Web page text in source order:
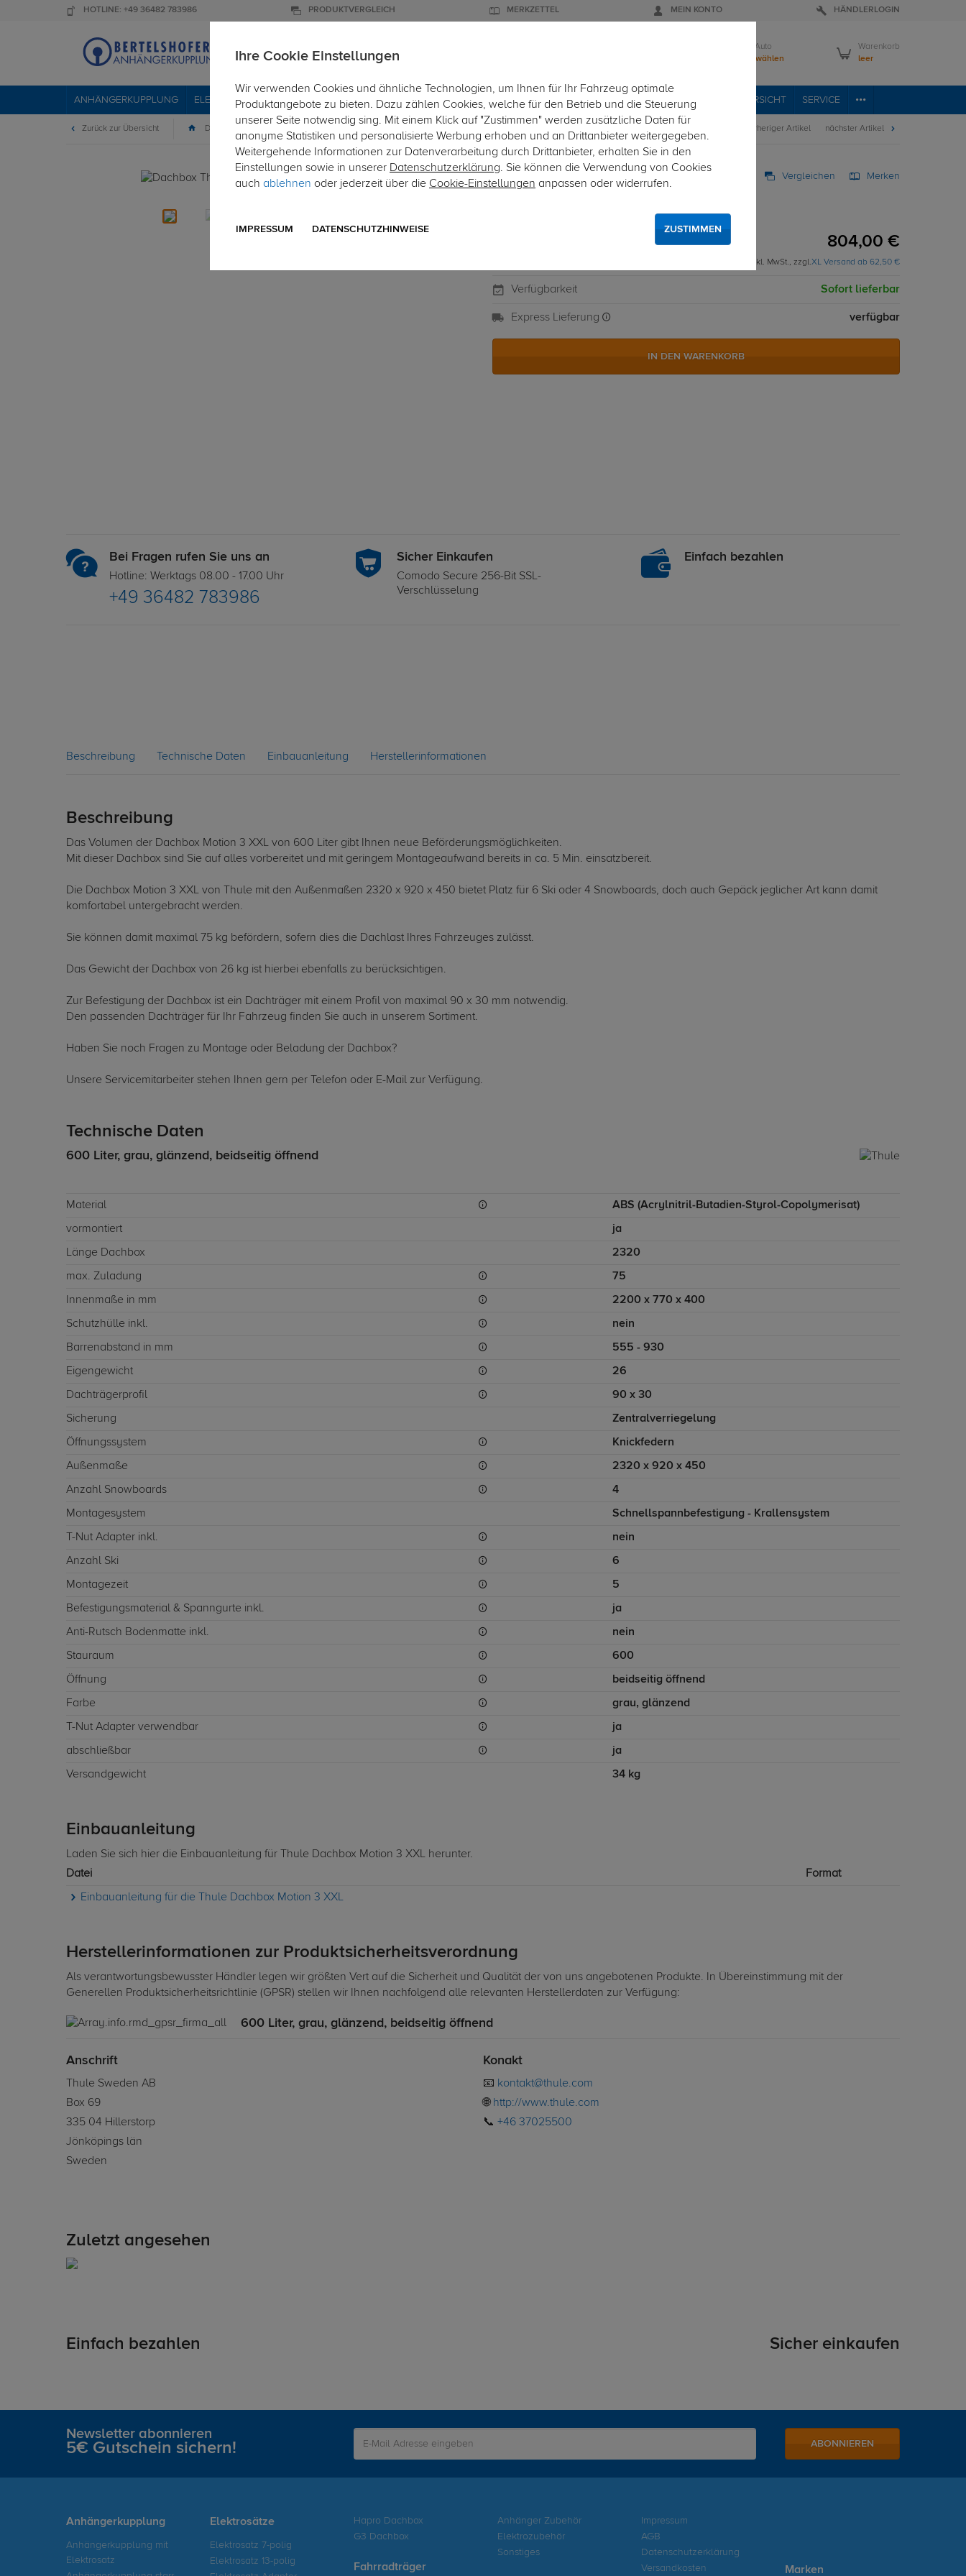
HOTLINE: +49 36482 783986 PRODUKTVERGLEICH MERKZETTEL MEIN KONTO HÄNDLERLOGIN
Mein Auto
Bitte wählen
Warenkorb
leer
ANHÄNGERKUPPLUNG ELEKTROSÄTZE DACHTRÄGER DACHBOXEN FAHRRADTRÄGER ZUBEHÖR EINBAUSERVICE FAHRZEUGÜBERSICHT SERVICE
Zurück zur Übersicht Dachboxen vorheriger Artikel nächster Artikel
Art.-Nr. DB299-1 Vergleichen Merken
804,00 €
inkl. MwSt., zzgl.XL Versand ab 62,50 €
Verfügbarkeit Sofort lieferbar
Express Lieferung verfügbar
IN DEN WARENKORB
Bei Fragen rufen Sie uns an
Hotline: Werktags 08.00 - 17.00 Uhr
+49 36482 783986
Sicher Einkaufen
Comodo Secure 256-Bit SSL-
Verschlüsselung
Einfach bezahlen
Beschreibung Technische Daten Einbauanleitung Herstellerinformationen
Beschreibung
Das Volumen der Dachbox Motion 3 XXL von 600 Liter gibt Ihnen neue Beförderungsmöglichkeiten.
Mit dieser Dachbox sind Sie auf alles vorbereitet und mit geringem Montageaufwand bereits in ca. 5 Min. einsatzbereit.
Die Dachbox Motion 3 XXL von Thule mit den Außenmaßen 2320 x 920 x 450 bietet Platz für 6 Ski oder 4 Snowboards, doch auch Gepäck jeglicher Art kann damit
komfortabel untergebracht werden.
Sie können damit maximal 75 kg befördern, sofern dies die Dachlast Ihres Fahrzeuges zulässt.
Das Gewicht der Dachbox von 26 kg ist hierbei ebenfalls zu berücksichtigen.
Zur Befestigung der Dachbox ist ein Dachträger mit einem Profil von maximal 90 x 30 mm notwendig.
Den passenden Dachträger für Ihr Fahrzeug finden Sie auch in unserem Sortiment.
Haben Sie noch Fragen zu Montage oder Beladung der Dachbox?
Unsere Servicemitarbeiter stehen Ihnen gern per Telefon oder E-Mail zur Verfügung.
Technische Daten
600 Liter, grau, glänzend, beidseitig öffnend
Material ABS (Acrylnitril-Butadien-Styrol-Copolymerisat)
vormontiert ja
Länge Dachbox 2320
max. Zuladung 75
Innenmaße in mm 2200 x 770 x 400
Schutzhülle inkl. nein
Barrenabstand in mm 555 - 930
Eigengewicht 26
Dachträgerprofil 90 x 30
Sicherung Zentralverriegelung
Öffnungssystem Knickfedern
Außenmaße 2320 x 920 x 450
Anzahl Snowboards 4
Montagesystem Schnellspannbefestigung - Krallensystem
T-Nut Adapter inkl. nein
Anzahl Ski 6
Montagezeit 5
Befestigungsmaterial & Spanngurte inkl. ja
Anti-Rutsch Bodenmatte inkl. nein
Stauraum 600
Öffnung beidseitig öffnend
Farbe grau, glänzend
T-Nut Adapter verwendbar ja
abschließbar ja
Versandgewicht 34 kg
Einbauanleitung
Laden Sie sich hier die Einbauanleitung für Thule Dachbox Motion 3 XXL herunter.
Datei
Format
Einbauanleitung für die Thule Dachbox Motion 3 XXL
Herstellerinformationen zur Produktsicherheitsverordnung
Als verantwortungsbewusster Händler legen wir größten Vert auf die Sicherheit und Qualität der von uns angebotenen Produkte. In Übereinstimmung mit der
Generellen Produktsicherheitsrichtlinie (GPSR) stellen wir Ihnen nachfolgend alle relevanten Herstellerdaten zur Verfügung:
600 Liter, grau, glänzend, beidseitig öffnend
Anschrift
Thule Sweden AB
Box 69
335 04 Hillerstorp
Jönköpings län
Sweden
Konakt
📧 kontakt@thule.com
🌐 http://www.thule.com
📞 +46 37025500
Zuletzt angesehen
Einfach bezahlen Sicher einkaufen
Newsletter abonnieren
5€ Gutschein sichern! ABONNIEREN
Anhängerkupplung
Anhängerkupplung mit
Elektrosatz
Elektrosätze
Elektrosatz 7-polig
Elektrosatz 13-polig
Hapro Dachbox
G3 Dachbox
Fahrradträger
Anhänger Zubehör
Elektrozubehör
Sonstiges
Impressum
AGB
Datenschutzerklärung
Versandkosten
Marken
Ihre Cookie Einstellungen
Wir verwenden Cookies und ähnliche Technologien, um Ihnen für Ihr Fahrzeug optimale
Produktangebote zu bieten. Dazu zählen Cookies, welche für den Betrieb und die Steuerung
unserer Seite notwendig sing. Mit einem Klick auf "Zustimmen" werden zusätzliche Daten für
anonyme Statistiken und personalisierte Werbung erhoben und an Drittanbieter weitergegeben.
Weitergehende Informationen zur Datenverarbeitung durch Drittanbieter, erhalten Sie in den
Einstellungen sowie in unserer Datenschutzerklärung. Sie können die Verwendung von Cookies
auch ablehnen oder jederzeit über die Cookie-Einstellungen anpassen oder widerrufen.
IMPRESSUM DATENSCHUTZHINWEISE ZUSTIMMEN